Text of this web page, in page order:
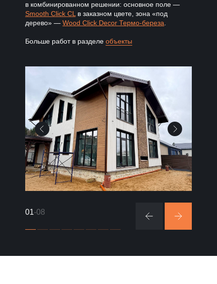
в комбинированном решении: основное поле —
Smooth Click CL в заказном цвете, зона «под
дерево» — Wood Click Decor Термо-береза
Больше работ в разделе объекты
01-08